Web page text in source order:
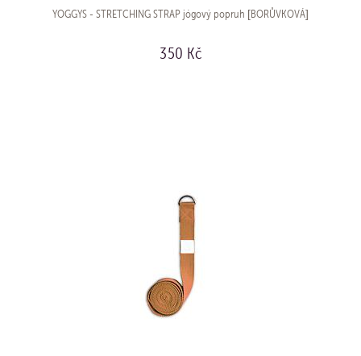
YOGGYS - STRETCHING STRAP jógový popruh [BORŮVKOVÁ]
350 Kč